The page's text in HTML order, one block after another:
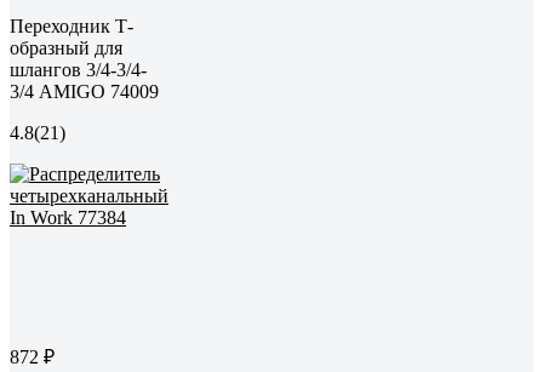
Переходник Т-
образный для
шлангов 3/4-3/4-
3/4 AMIGO 74009
4.8(21)
872 ₽